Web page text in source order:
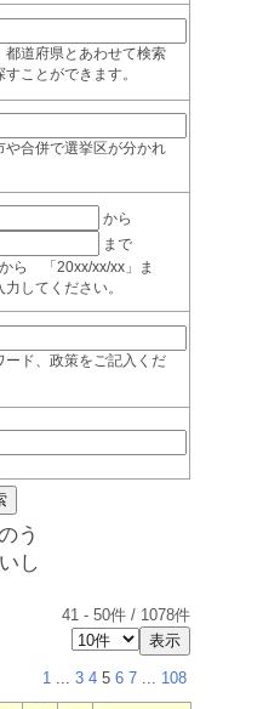
道府県とあわせて検索
ことができます。
合併で選挙区が分かれ
から
まで
ら 「20xx/xx/xx」ま
してください。
ド、政策をご記入くだ
う
し
41 - 50件 / 1078件
1 ... 3 4 5 6 7 ... 108